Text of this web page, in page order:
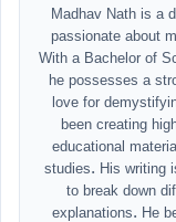
Madhav Nath is a
passionate about
With a Bachelor of
he possesses a
love for
been creating
educational
studies. His writing
to break down
explanations. He